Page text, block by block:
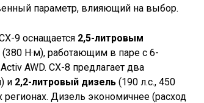
параметр, влияющий на выбор.
9 оснащается 2,5-литровым
Н·м), работающим в паре с 6-
AWD. CX-8 предлагает два
и 2,2-литровый дизель (190 л.с., 450
Дизель экономичнее (расход